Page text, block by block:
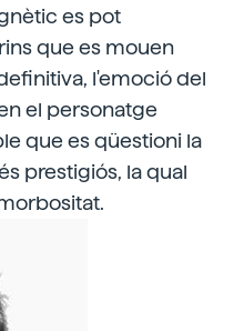
es pot
que es mouen
l'emoció del
el personatge
que es qüestioni la
prestigiós, la qual